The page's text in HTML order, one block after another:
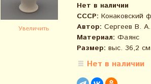
Увеличить
Нет в наличии
СССР: Конаковский
Автор: Сергеев В. А.
Материал: Фаянс
Размер: выс. 36,2
Нет в наличии